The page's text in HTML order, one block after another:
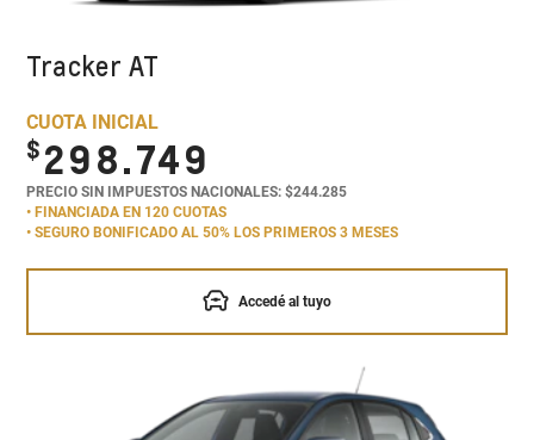
Tracker AT
CUOTA INICIAL
$298.749
PRECIO SIN IMPUESTOS NACIONALES: $244.285
• FINANCIADA EN 120 CUOTAS
• SEGURO BONIFICADO AL 50% LOS PRIMEROS 3 MESES
Accedé al tuyo